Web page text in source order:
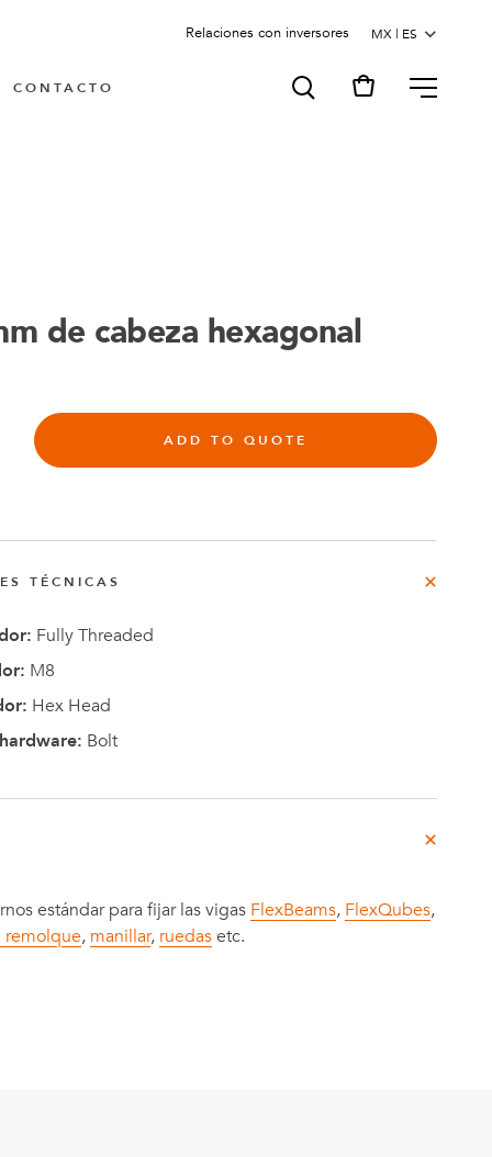
Relaciones con inversores
CONTACTO MENU
de cabeza hexagonal
ADD TO QUOTE
TÉCNICAS
Fully Threaded
M8
Hex Head
Bolt
estándar para fijar las vigas FlexBeams, FlexQubes,
remolque, manillar, ruedasetc.